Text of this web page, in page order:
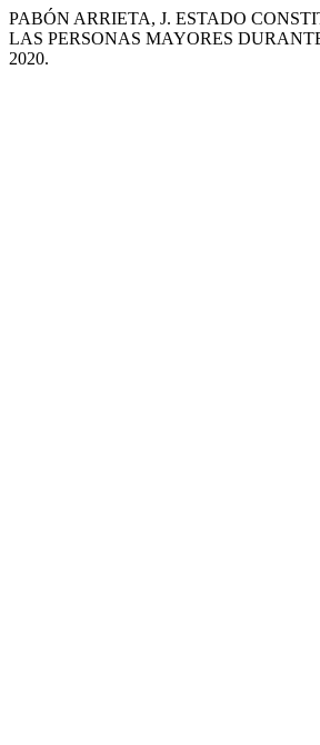
PABÓN ARRIETA, J. ESTADO
LAS PERSONAS MAYORES
2020.